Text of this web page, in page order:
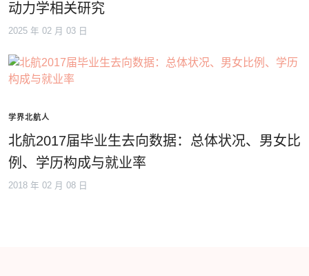
动力学相关研究
2025 年 02 月 03 日
学界北航人
北航2017届毕业生去向数据：总体状况、男女比
例、学历构成与就业率
2018 年 02 月 08 日